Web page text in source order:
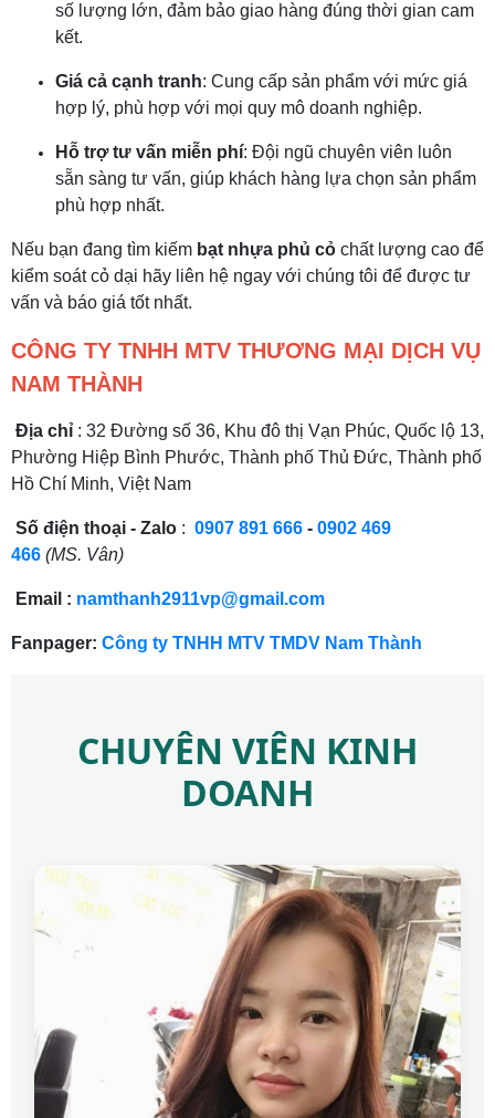
số lượng lớn, đảm bảo giao hàng đúng thời gian cam
kết.
Giá cả cạnh tranh: Cung cấp sản phẩm với mức giá
hợp lý, phù hợp với mọi quy mô doanh nghiệp.
Hỗ trợ tư vấn miễn phí: Đội ngũ chuyên viên luôn
sẵn sàng tư vấn, giúp khách hàng lựa chọn sản phẩm
phù hợp nhất.
Nếu bạn đang tìm kiếm bạt nhựa phủ cỏ chất lượng cao để
kiểm soát cỏ dại hãy liên hệ ngay với chúng tôi để được tư
vấn và báo giá tốt nhất.
CÔNG TY TNHH MTV THƯƠNG MẠI DỊCH VỤ
NAM THÀNH
Địa chỉ : 32 Đường số 36, Khu đô thị Vạn Phúc, Quốc lộ 13,
Phường Hiệp Bình Phước, Thành phố Thủ Đức, Thành phố
Hồ Chí Minh, Việt Nam
Số điện thoại - Zalo : 0907 891 666 - 0902 469
466 (MS. Vân)
Email : namthanh2911vp@gmail.com
Fanpager: Công ty TNHH MTV TMDV Nam Thành
CHUYÊN VIÊN KINH
DOANH